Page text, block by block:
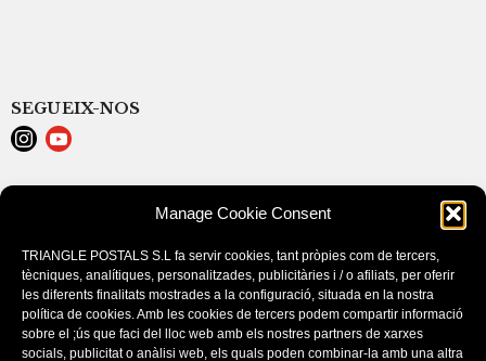
Manage Cookie Consent
TRIANGLE POSTALS S.L fa servir cookies, tant pròpies com de tercers,
tècniques, analítiques, personalitzades, publicitàries i / o afiliats, per oferir
les diferents finalitats mostrades a la configuració, situada en la nostra
política de cookies. Amb les cookies de tercers podem compartir informació
sobre el ;ús que faci del lloc web amb els nostres partners de xarxes
socials, publicitat o anàlisi web, els quals poden combinar-la amb una altra
SEGUEIX-NOS
POLÍTICA DE COOKIES (EU)
CONDITIONS D’ACHAT